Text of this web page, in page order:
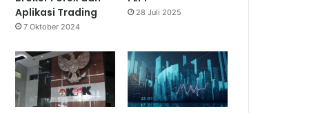
Aplikasi Trading
7 Oktober 2024
28 Juli 2025